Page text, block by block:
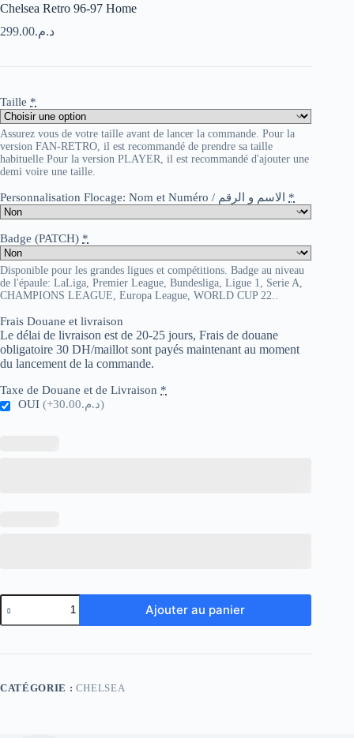
Chelsea Retro 96-97 Home
د.م.299.00
Taille *
Assurez vous de votre taille avant de lancer la commande. Pour la
version FAN-RETRO, il est recommandé de prendre sa taille
habituelle Pour la version PLAYER, il est recommandé d'ajouter une
demi voire une taille.
Personnalisation Flocage: Nom et Numéro / الاسم و الرقم *
Badge (PATCH) *
Disponible pour les grandes ligues et compétitions. Badge au niveau
de l'épaule: LaLiga, Premier League, Bundesliga, Ligue 1, Serie A,
CHAMPIONS LEAGUE, Europa League, WORLD CUP 22..
Frais Douane et livraison
Le délai de livraison est de 20-25 jours, Frais de douane
obligatoire 30 DH/maillot sont payés maintenant au moment
du lancement de la commande.
Taxe de Douane et de Livraison *
OUI
(+د.م.30.00)
quantité
de
Chelsea
96-
Home
Ajouter au panier
CATÉGORIE : CHELSEA